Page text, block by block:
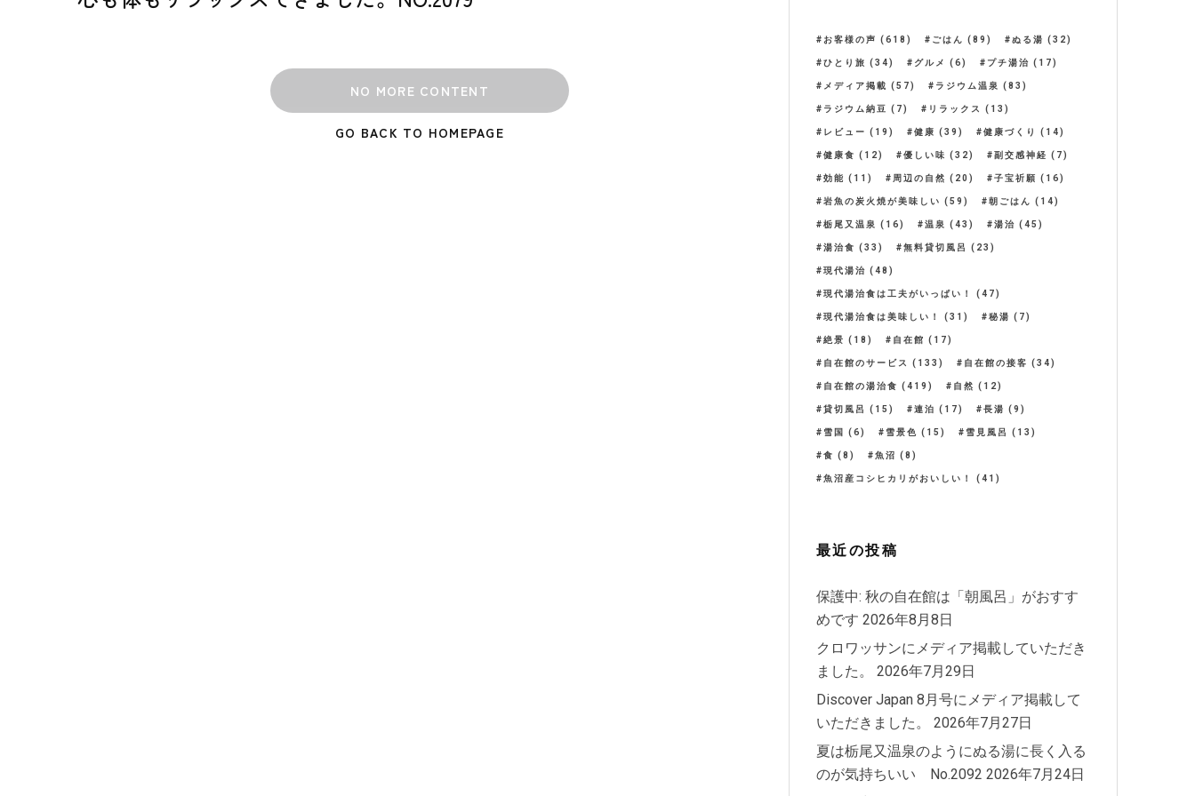
NO MORE CONTENT
GO BACK TO HOMEPAGE
お客様の声 (618) ごはん (89) ぬる湯 (32)
ひとり旅 (34) グルメ (6) プチ湯治 (17)
メディア掲載 (57) ラジウム温泉 (83)
ラジウム納豆 (7) リラックス (13)
レビュー (19) 健康 (39) 健康づくり (14)
健康食 (12) 優しい味 (32) 副交感神経 (7)
効能 (11) 周辺の自然 (20) 子宝祈願 (16)
岩魚の炭火焼が美味しい (59) 朝ごはん (14)
栃尾又温泉 (16) 温泉 (43) 湯治 (45)
湯治食 (33) 無料貸切風呂 (23)
現代湯治 (48)
現代湯治食は工夫がいっぱい！ (47)
現代湯治食は美味しい！ (31) 秘湯 (7)
絶景 (18) 自在館 (17)
自在館のサービス (133) 自在館の接客 (34)
自在館の湯治食 (419) 自然 (12)
貸切風呂 (15) 連泊 (17) 長湯 (9)
雪国 (6) 雪景色 (15) 雪見風呂 (13)
食 (8) 魚沼 (8)
魚沼産コシヒカリがおいしい！ (41)
最近の投稿
保護中: 秋の自在館は「朝風呂」がおすす
めです 2026年8月8日
クロワッサンにメディア掲載していただき
ました。
2026年7月29日
Discover Japan 8月号にメディア掲載して
いただきました。
2026年7月27日
夏は栃尾又温泉のようにぬる湯に長く入る
のが気持ちいい No.2092 2026年7月24日